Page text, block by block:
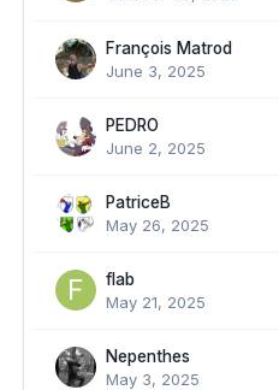
François Matrod
June 3, 2025
PEDRO
June 2, 2025
PatriceB
May 26, 2025
flab
May 21, 2025
Nepenthes
May 3, 2025